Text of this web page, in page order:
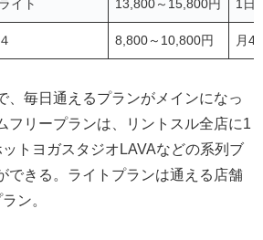
イト 13,800～15,800円 1日
8,800～10,800円 月4
、毎日通えるプランがメインになっ
フリープランは、リントスル全店に1
トヨガスタジオLAVAなどの系列ブ
できる。ライトプランは通える店舗
ン。